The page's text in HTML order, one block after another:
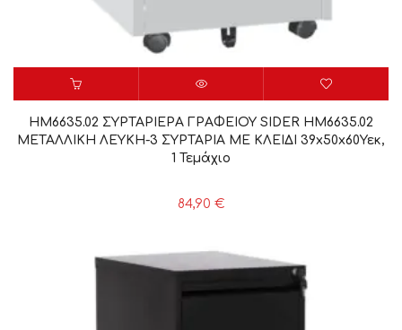
HM6635.02 ΣΥΡΤΑΡΙΕΡΑ ΓΡΑΦΕΙΟΥ SIDER HM6635.02
ΜΕΤΑΛΛΙΚΗ ΛΕΥΚΗ-3 ΣΥΡΤΑΡΙΑ ΜΕ ΚΛΕΙΔΙ 39x50x60Υεκ,
1 Τεμάχιο
84,90 €